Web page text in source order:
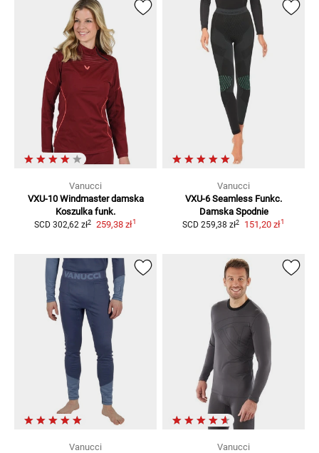
Vanucci
VXU-10 Windmaster damska
Koszulka funk.
SCD 302,62 zł2 259,38 zł1
Vanucci
VXU-6 Seamless Funkc.
Damska Spodnie
SCD 259,38 zł2 151,20 zł1
Vanucci
Vanucci